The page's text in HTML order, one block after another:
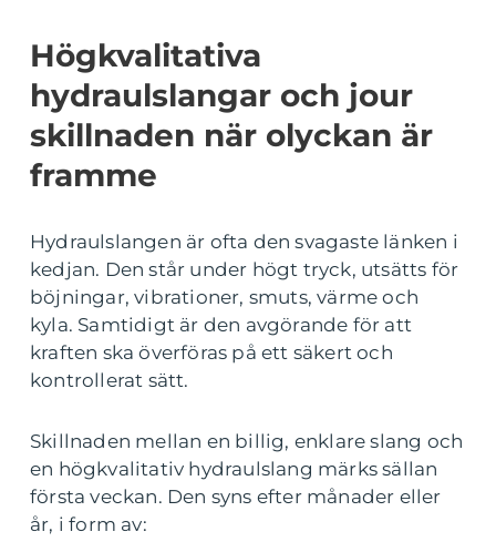
Högkvalitativa
hydraulslangar och jour
skillnaden när olyckan är
framme
Hydraulslangen är ofta den svagaste länken i
kedjan. Den står under högt tryck, utsätts för
böjningar, vibrationer, smuts, värme och
kyla. Samtidigt är den avgörande för att
kraften ska överföras på ett säkert och
kontrollerat sätt.
Skillnaden mellan en billig, enklare slang och
en högkvalitativ hydraulslang märks sällan
första veckan. Den syns efter månader eller
år, i form av: